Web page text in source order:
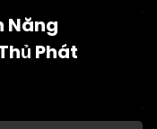
Năng
Phát